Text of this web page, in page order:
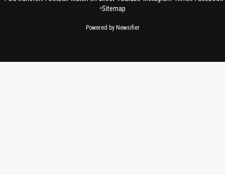
•Sitemap
Powered by Newsifier